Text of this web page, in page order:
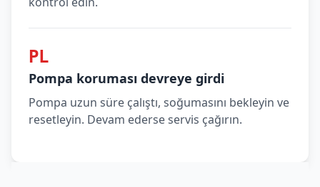
PL
Pompa koruması devreye girdi
Pompa uzun süre çalıştı, soğumasını bekleyin ve
resetleyin. Devam ederse servis çağırın.